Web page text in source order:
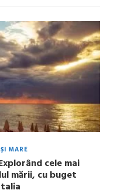
MARE
cele mai
mării, cu buget